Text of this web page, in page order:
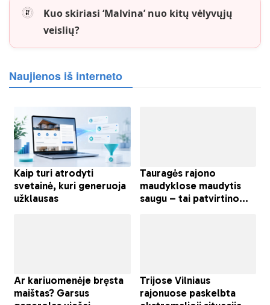
Kuo skiriasi ‘Malvina’ nuo kitų vėlyvųjų
veislių?
Naujienos iš interneto